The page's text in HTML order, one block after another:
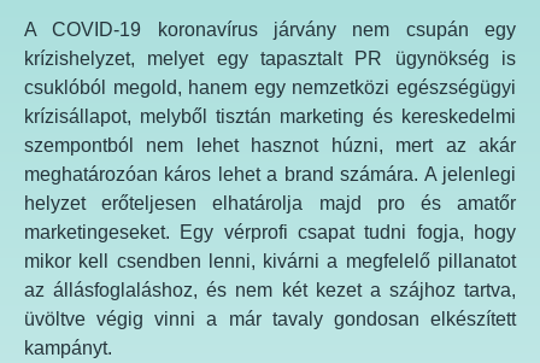
A COVID-19 koronavírus járvány nem csupán egy
krízishelyzet, melyet egy tapasztalt PR ügynökség is
csuklóból megold, hanem egy nemzetközi egészségügyi
krízisállapot, melyből tisztán marketing és kereskedelmi
szempontból nem lehet hasznot húzni, mert az akár
meghatározóan káros lehet a brand számára. A jelenlegi
helyzet erőteljesen elhatárolja majd pro és amatőr
marketingeseket. Egy vérprofi csapat tudni fogja, hogy
mikor kell csendben lenni, kivárni a megfelelő pillanatot
az állásfoglaláshoz, és nem két kezet a szájhoz tartva,
üvöltve végig vinni a már tavaly gondosan elkészített
kampányt.